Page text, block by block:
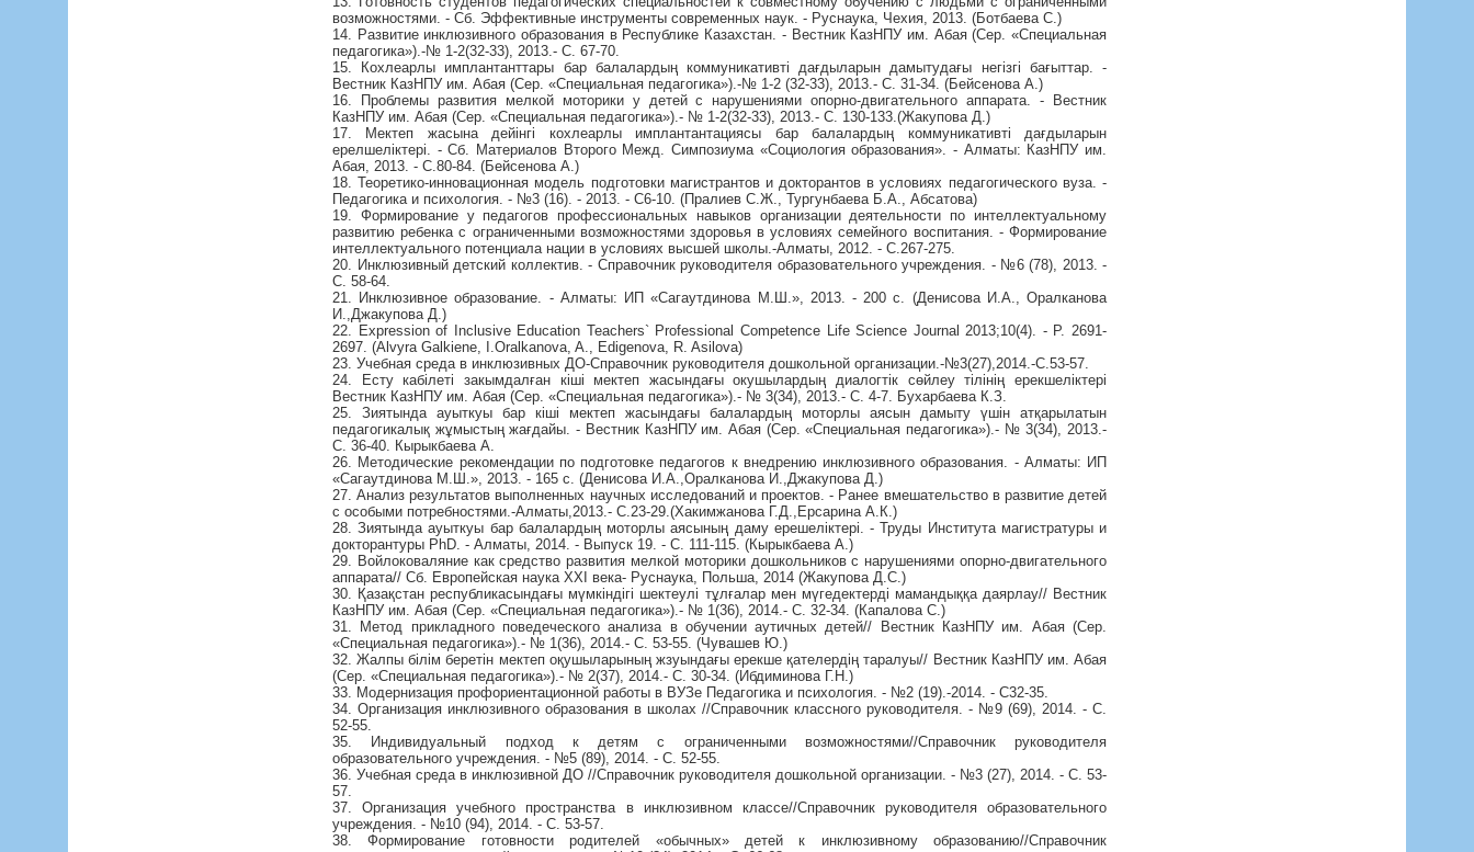
возможностями. - Сб. Эффективные инструменты современных наук. - Руснаука, Чехия, 2013. (Ботбаева С.)
14. Развитие инклюзивного образования в Республике Казахстан. - Вестник КазНПУ им. Абая (Сер. «Специальная
педагогика»).-№ 1-2(32-33), 2013.- С. 67-70.
15. Кохлеарлы имплантанттары бар балалардың коммуникативті дағдыларын дамытудағы негізгі бағыттар. -
Вестник КазНПУ им. Абая (Сер. «Специальная педагогика»).-№ 1-2 (32-33), 2013.- С. 31-34. (Бейсенова А.)
16. Проблемы развития мелкой моторики у детей с нарушениями опорно-двигательного аппарата. - Вестник
КазНПУ им. Абая (Сер. «Специальная педагогика»).- № 1-2(32-33), 2013.- С. 130-133.(Жакупова Д.)
17. Мектеп жасына дейінгі кохлеарлы имплантантациясы бар балалардың коммуникативті дағдыларын
ерелшеліктері. - Сб. Материалов Второго Межд. Симпозиума «Социология образования». - Алматы: КазНПУ им.
Абая, 2013. - С.80-84. (Бейсенова А.)
18. Теоретико-инновационная модель подготовки магистрантов и докторантов в условиях педагогического вуза. -
Педагогика и психология. - №3 (16). - 2013. - С6-10. (Пралиев С.Ж., Тургунбаева Б.А., Абсатова)
19. Формирование у педагогов профессиональных навыков организации деятельности по интеллектуальному
развитию ребенка с ограниченными возможностями здоровья в условиях семейного воспитания. - Формирование
интеллектуального потенциала нации в условиях высшей школы.-Алматы, 2012. - С.267-275.
20. Инклюзивный детский коллектив. - Справочник руководителя образовательного учреждения. - №6 (78), 2013. -
С. 58-64.
21. Инклюзивное образование. - Алматы: ИП «Сагаутдинова М.Ш.», 2013. - 200 с. (Денисова И.А., Оралканова
И.,Джакупова Д.)
22. Expression of Inclusive Education Teachers` Professional Competence Life Science Journal 2013;10(4). - Р. 2691-
2697. (Alvyra Galkienе, I.Oralkanova, A., Edigenova, R. Asilova)
23. Учебная среда в инклюзивных ДО-Справочник руководителя дошкольной организации.-№3(27),2014.-С.53-57.
24. Есту кабілеті закымдалған кіші мектеп жасындағы окушылардың диалогтік сөйлеу тілінің ерекшеліктері
Вестник КазНПУ им. Абая (Сер. «Специальная педагогика»).- № 3(34), 2013.- С. 4-7. Бухарбаева К.З.
25. Зиятында ауыткуы бар кіші мектеп жасындағы балалардың моторлы аясын дамыту үшін атқарылатын
педагогикалық жұмыстың жағдайы. - Вестник КазНПУ им. Абая (Сер. «Специальная педагогика»).- № 3(34), 2013.-
С. 36-40. Кырыкбаева А.
26. Методические рекомендации по подготовке педагогов к внедрению инклюзивного образования. - Алматы: ИП
«Сагаутдинова М.Ш.», 2013. - 165 с. (Денисова И.А.,Оралканова И.,Джакупова Д.)
27. Анализ результатов выполненных научных исследований и проектов. - Ранее вмешательство в развитие детей
с особыми потребностями.-Алматы,2013.- С.23-29.(Хакимжанова Г.Д.,Ерсарина А.К.)
28. Зиятында ауыткуы бар балалардың моторлы аясының даму ерешеліктері. - Труды Института магистратуры и
докторантуры PhD. - Алматы, 2014. - Выпуск 19. - С. 111-115. (Кырыкбаева А.)
29. Войлоковаляние как средство развития мелкой моторики дошкольников с нарушениями опорно-двигательного
аппарата// Сб. Европейская наука XXI века- Руснаука, Польша, 2014 (Жакупова Д.С.)
30. Қазақстан республикасындағы мүмкіндігі шектеулі тұлғалар мен мүгедектерді мамандыққа даярлау// Вестник
КазНПУ им. Абая (Сер. «Специальная педагогика»).- № 1(36), 2014.- С. 32-34. (Капалова С.)
31. Метод прикладного поведеческого анализа в обучении аутичных детей// Вестник КазНПУ им. Абая (Сер.
«Специальная педагогика»).- № 1(36), 2014.- С. 53-55. (Чувашев Ю.)
32. Жалпы білім беретін мектеп оқушыларының жзуындағы ерекше қателердің таралуы// Вестник КазНПУ им. Абая
(Сер. «Специальная педагогика»).- № 2(37), 2014.- С. 30-34. (Ибдиминова Г.Н.)
33. Модернизация профориентационной работы в ВУЗе Педагогика и психология. - №2 (19).-2014. - С32-35.
34. Организация инклюзивного образования в школах //Справочник классного руководителя. - №9 (69), 2014. - С.
52-55.
35. Индивидуальный подход к детям с ограниченными возможностями//Справочник руководителя
образовательного учреждения. - №5 (89), 2014. - С. 52-55.
36. Учебная среда в инклюзивной ДО //Справочник руководителя дошкольной организации. - №3 (27), 2014. - С. 53-
57.
37. Организация учебного пространства в инклюзивном классе//Справочник руководителя образовательного
учреждения. - №10 (94), 2014. - С. 53-57.
38. Формирование готовности родителей «обычных» детей к инклюзивному образованию//Справочник